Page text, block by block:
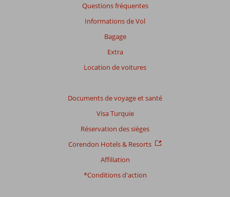
Questions fréquentes
Informations de Vol
Bagage
Extra
Location de voitures
Documents de voyage et santé
Visa Turquie
Réservation des sièges
Corendon Hotels & Resorts
Affiliation
*Conditions d'action